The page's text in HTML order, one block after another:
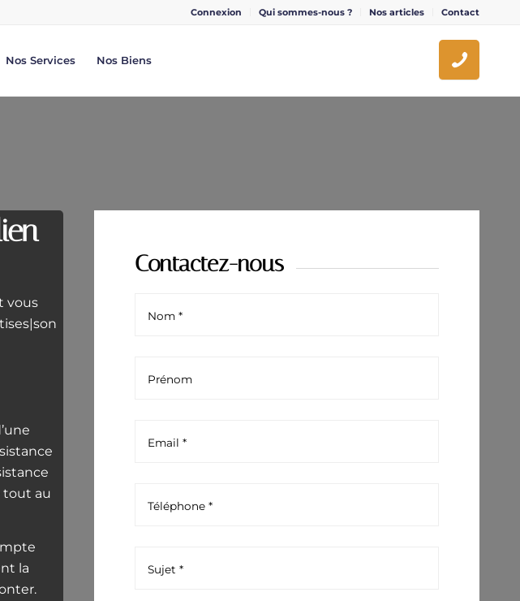
Connexion Qui sommes-nous ? Nos articles Contact
Nos Services Nos Biens
vous
tout au
la
Contactez-nous